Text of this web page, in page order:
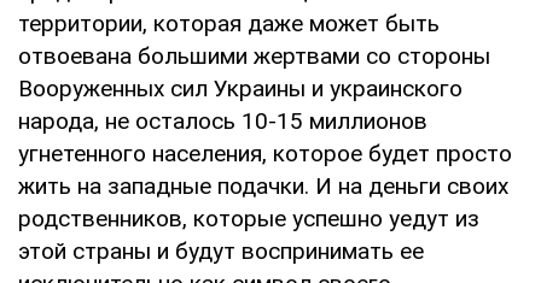
территории, которая даже может быть
отвоевана большими жертвами со стороны
Вооруженных сил Украины и украинского
народа, не осталось 10-15 миллионов
угнетенного населения, которое будет просто
жить на западные подачки. И на деньги своих
родственников, которые успешно уедут из
этой страны и будут воспринимать ее